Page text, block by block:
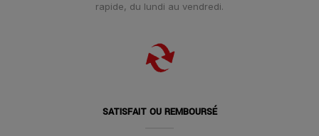
rapide, du lundi au vendredi.
SATISFAIT OU REMBOURSÉ